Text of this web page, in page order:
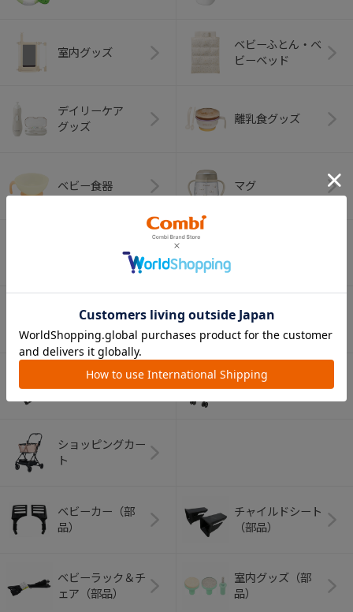
室内グッズ
ベビーふとん・ベ
ビーベッド
デイリーケア
グッズ
離乳食グッズ
ベビー食器 マグ
オーラルケア
ベビートイ
アウトドアグッズ
ペット用品
ショッピングカー
ト
ベビーカー（部
品）
チャイルドシート
（部品）
ベビーラック＆チ
ェア（部品）
室内グッズ（部
品）